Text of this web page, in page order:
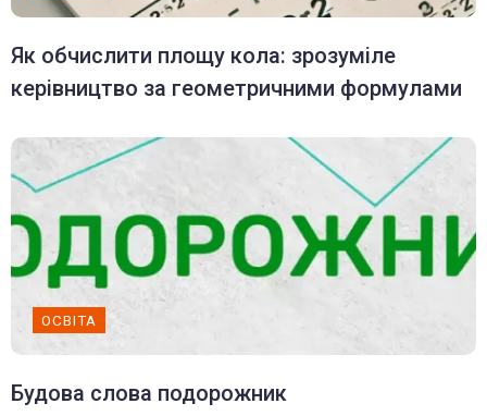
Як обчислити площу кола: зрозуміле
керівництво за геометричними формулами
ОСВІТА
Будова слова подорожник